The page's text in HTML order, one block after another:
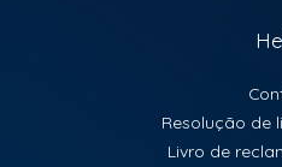
Resolução de
Livro de